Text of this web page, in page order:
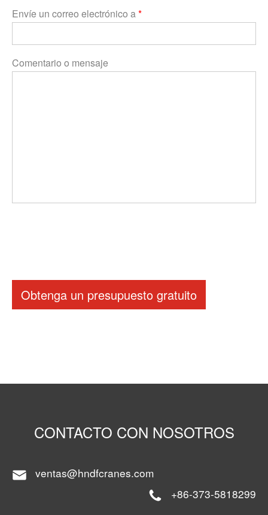
Envíe un correo electrónico a*
Comentario o mensaje
Obtenga un presupuesto gratuito
CONTACTO CON NOSOTROS
ventas@hndfcranes.com
+86-373-5818299